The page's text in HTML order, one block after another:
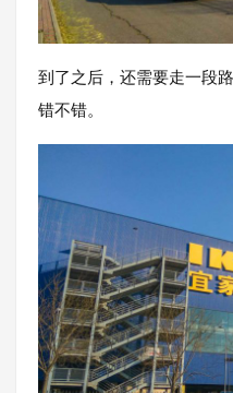
到了之后，还需要走一段
错不错。